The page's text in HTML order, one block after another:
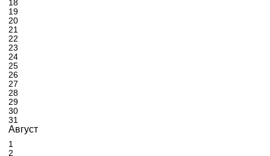
18
19
20
21
22
23
24
25
26
27
28
29
30
31
Август
1
2